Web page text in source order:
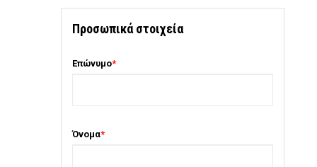
Προσωπικά στοιχεία
Επώνυμο*
Όνομα*